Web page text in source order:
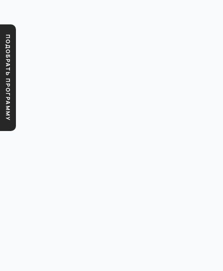
ПОДОБРАТЬ ПРОГРАММУ